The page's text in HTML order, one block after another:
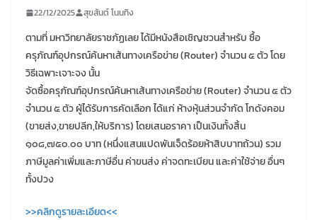
22/12/2025 สุขสันต์ โนนทิง
ตามที่ มหาวิทยาลัยราชภัฏเลย ได้มีหนังสือเชิญชวนสําหรับ ซื้อ
ครุภัณฑ์อุปกรณ์ค้นหาเส้นทางเครือข่าย (Router) จํานวน ๕ ตัว โดย
วิธีเฉพาะเจาะจง นั้น
จัดซื้อครุภัณฑ์อุปกรณ์ค้นหาเส้นทางเครือข่าย (Router) จํานวน ๕ ตัว
จํานวน ๕ ตัว ผู้ได้รับการคัดเลือก ได้แก่ ห้างหุ้นส่วนจํากัด โกดังคอม
(ขายส่ง,ขายปลีก,ให้บริการ) โดยเสนอราคา เป็นเงินทั้งสิ้น
๑๐๘,๗๕๐.๐๐ บาท (หนึ่งแสนแปดพันเจ็ดร้อยห้าสิบบาทถ้วน) รวม
ภาษีมูลค่าเพิ่มและภาษีอื่น ค่าขนส่ง ค่าจดทะเบียน และค่าใช้จ่าย อื่นๆ
ทั้งปวง
>>คลิกดูรายละเอียด<<